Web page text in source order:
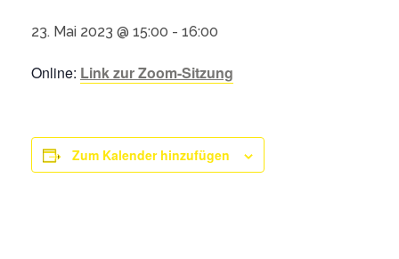
23. Mai 2023 @ 15:00 - 16:00
Online: Link zur Zoom-Sitzung
Zum Kalender hinzufügen